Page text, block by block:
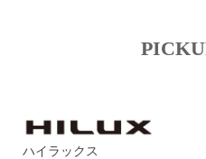
ハイラックス